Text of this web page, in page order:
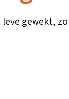
gewekt,